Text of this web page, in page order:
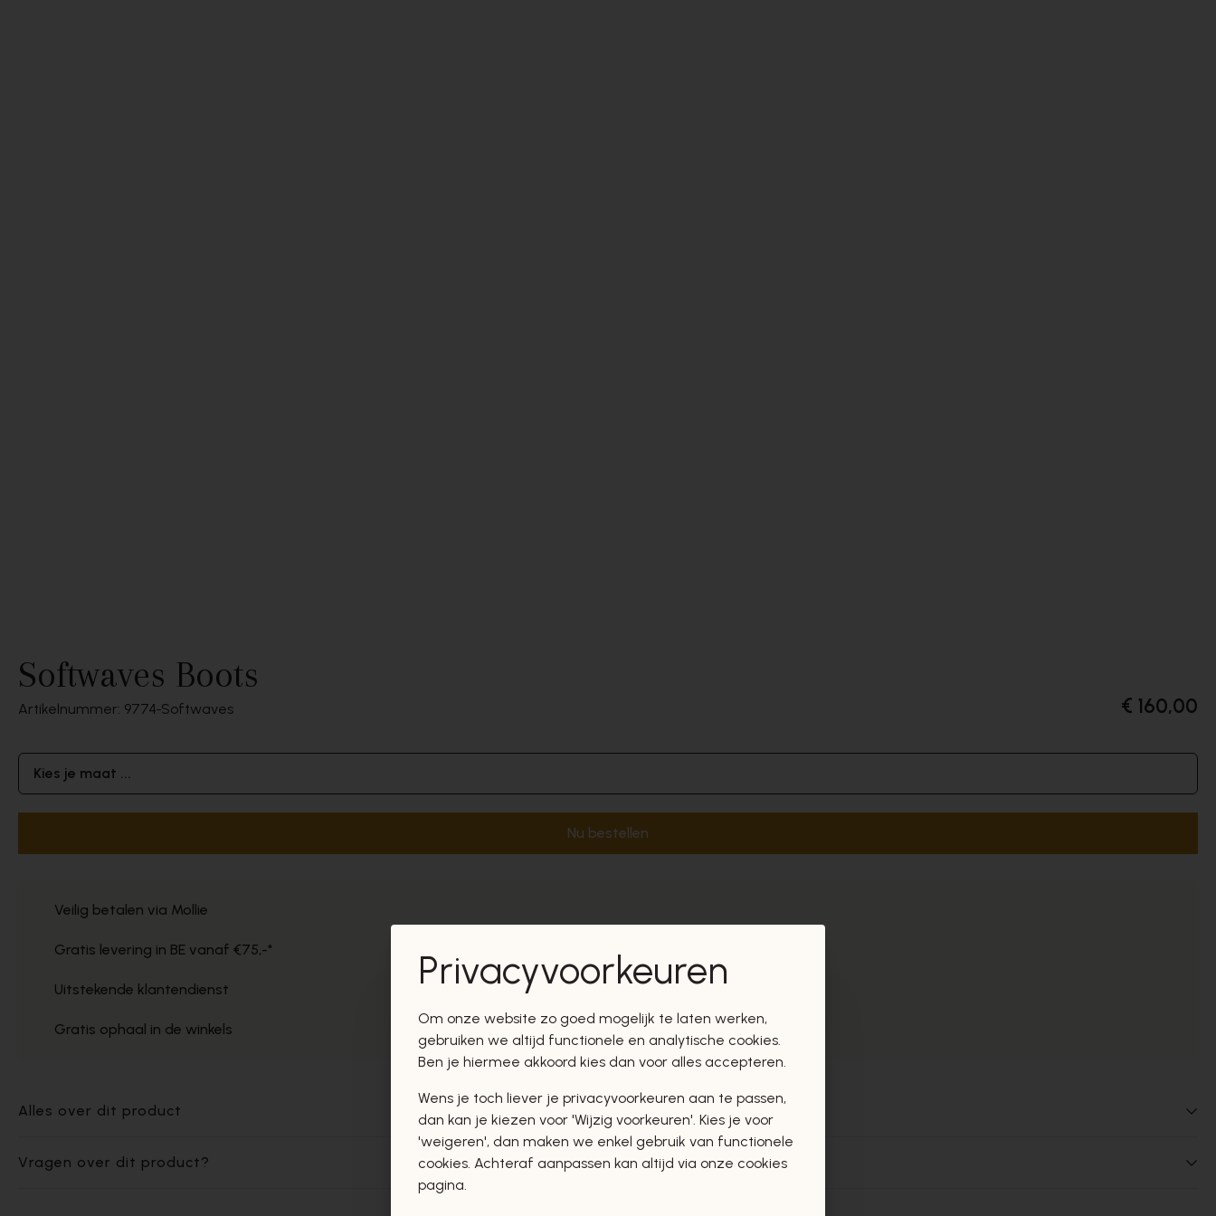
Softwaves Boots
Artikelnummer: 9774 Softwaves € 160,00
Kies je maat ...
Nu bestellen
Veilig betalen via Mollie
Gratis levering in BE vanaf €75,-*
Uitstekende klantendienst
Gratis ophaal in de winkels
Alles over dit product
Vragen over dit product?
Privacyvoorkeuren
Om onze website zo goed mogelijk te laten werken,
gebruiken we altijd functionele en analytische cookies.
Ben je hiermee akkoord kies dan voor alles accepteren.
Wens je toch liever je privacyvoorkeuren aan te passen,
dan kan je kiezen voor 'Wijzig voorkeuren'. Kies je voor
'weigeren', dan maken we enkel gebruik van functionele
cookies. Achteraf aanpassen kan altijd via onze cookies
pagina.